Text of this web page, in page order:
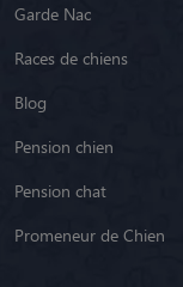
Garde Nac
Races de chiens
Blog
Pension chien
Pension chat
Promeneur de Chien